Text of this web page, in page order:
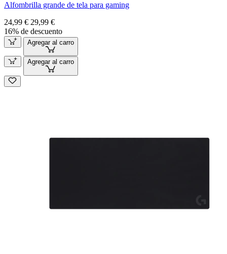
Alfombrilla grande de tela para gaming
24,99 € 29,99 €
16% de descuento
Agregar al carro
Agregar al carro